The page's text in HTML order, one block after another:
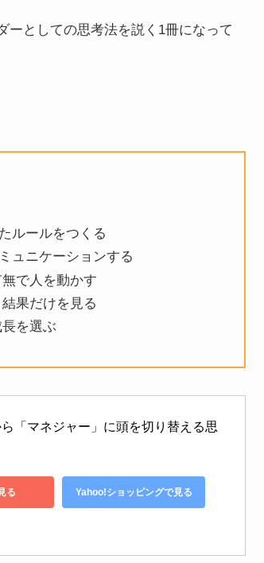
ーとしての思考法を説く1冊になって
ルールをつくる
ュニケーションする
で人を動かす
果だけを見る
を選ぶ
「マネジャー」に頭を切り替える思
る Yahoo!ショッピングで見る